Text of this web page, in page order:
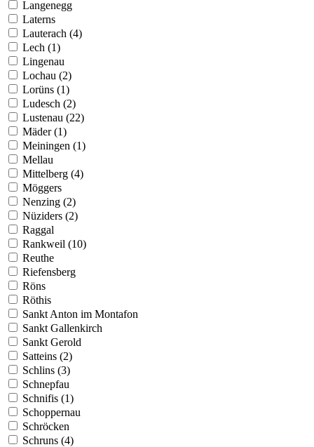
Langenegg
Laterns
Lauterach (4)
Lech (1)
Lingenau
Lochau (2)
Lorüns (1)
Ludesch (2)
Lustenau (22)
Mäder (1)
Meiningen (1)
Mellau
Mittelberg (4)
Möggers
Nenzing (2)
Nüziders (2)
Raggal
Rankweil (10)
Reuthe
Riefensberg
Röns
Röthis
Sankt Anton im Montafon
Sankt Gallenkirch
Sankt Gerold
Satteins (2)
Schlins (3)
Schnepfau
Schnifis (1)
Schoppernau
Schröcken
Schruns (4)